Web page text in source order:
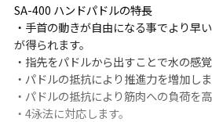
SA-400 ハンドパドルの特長
・手首の動きが自由になる事でより早
が得られます。
・指先をパドルから出すことで水の感
・パドルの抵抗により推進力を増加しま
・パドルの抵抗により筋肉への負荷を高
・4泳法に対応します。